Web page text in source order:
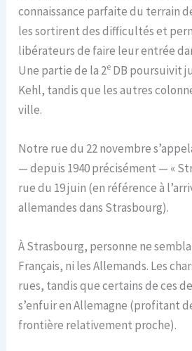
connaissance parfaite du terrain
les sortirent des difficultés et
libérateurs de faire leur entrée
Une partie de la 2e DB poursuivit
Kehl, tandis que les autres
ville.
Notre rue du 22 novembre
— depuis 1940 précisément — «
rue du 19 juin (en référence à
allemandes dans Strasbourg).
À Strasbourg, personne ne
Français, ni les Allemands. Les
rues, tandis que certains de ces
s’enfuir en Allemagne (profitant
frontière relativement proche).